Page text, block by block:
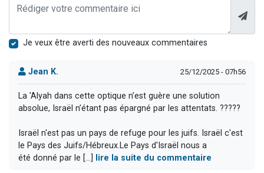
Je veux être averti des nouveaux commentaires
Jean K. 25/12/2025 - 07h56
La 'Alyah dans cette optique n’est guère une solution
absolue, Israël n’étant pas épargné par les attentats. ?????
Israël n'est pas un pays de refuge pour les juifs. Israël c'est
le Pays des Juifs/Hébreux.Le Pays d'Israël nous a
été donné par le [...] lire la suite du commentaire